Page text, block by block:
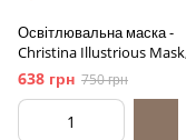
Освітлювальна маска -
Christina Illustrious
638 грн 750 грн